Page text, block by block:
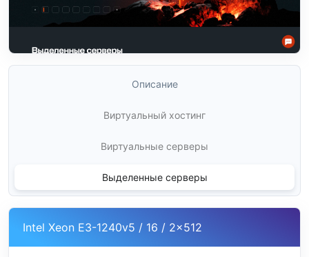
Описание
Виртуальный хостинг
Виртуальные серверы
Выделенные серверы
Intel Xeon E3-1240v5 / 16 / 2x512